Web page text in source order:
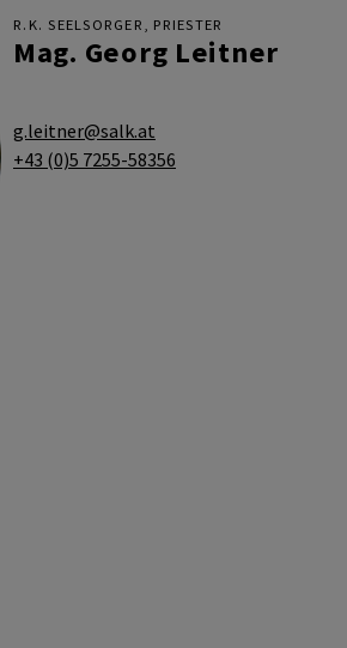
R.K. SEELSORGER, PRIESTER
Mag. Georg Leitner
g.leitner@salk.at
+43 (0)5 7255-58356